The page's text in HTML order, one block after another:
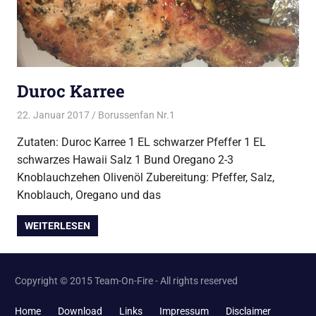
Duroc Karree
22. Januar 2017 Borussenfan Nr.1
Zutaten: Duroc Karree 1 EL schwarzer Pfeffer 1 EL
schwarzes Hawaii Salz 1 Bund Oregano 2-3
Knoblauchzehen Olivenöl Zubereitung: Pfeffer, Salz,
Knoblauch, Oregano und das
WEITERLESEN
Copyright © 2015 Team-On-Fire - All rights reserved
Home Download Links Impressum Disclaimer